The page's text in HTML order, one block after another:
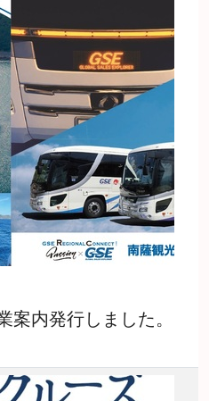
内発行しました。